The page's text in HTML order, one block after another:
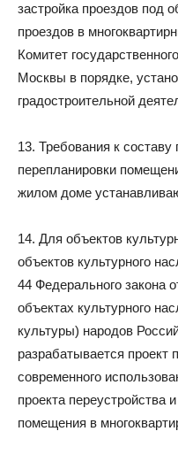
застройка проездов под
проездов в
Комитет
Москвы в порядке,
градостроительной
13. Требования к составу
перепланировки
жилом доме
14. Для объектов
объектов культурного
44 Федерального закона
объектах культурного
культуры) народов
разрабатывается проект
современного
проекта переустройства
помещения в